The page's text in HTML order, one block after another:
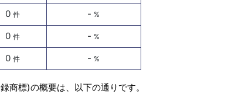
0件 - %
0件 - %
0件 - %
商標)の概要は、以下の通りです。